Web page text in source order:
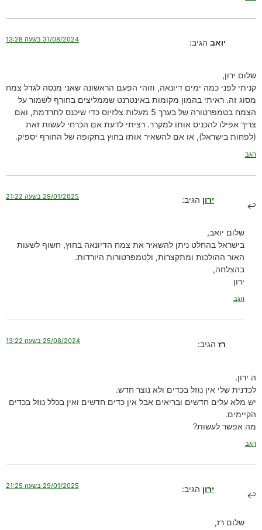
יואב הגיב: 31/08/2024 בשעה 13:28
שלום ירון,
קניתי לפני כמה ימים דיונאה, וזוהי הפעם הראשונה שאני מנסה לגדל צמח
מסוג זה. ראיתי בהמון מקומות באינטרנט שממליצים בחורף לשמור על
הצמח בטמפרטורה של בערך 5 מעלות צלזיוס כדי שיכנס לתרדמת, ואם
צריך אפילו להכניס אותו למקרר. רציתי לדעת אם הכרחי לעשות זאת
(לפחות בישראל), או אם להשאיר אותו בחוץ בתקופה של החורף יספיק.
הגב
ירון הגיב: 29/01/2025 בשעה 21:22
שלום יואב,
בישראל בהחלט ניתן להשאיר את צמח הדיונאה בחוץ, חשוף לשעות
האור ההולכות ומתקצרות, ולטמפרטורות היורדות.
בהצלחה,
ירון
הגב
רז הגיב: 25/08/2024 בשעה 13:22
ה ירון.
לכדנית שלי אין נוזל בכדים ולא נוצר חדש.
יש מלא עלים חדשים ובריאים אבל אין כדים חדשים ואין בכלל נוזל בכדים
הקיימים.
מה אפשר לעשות?
הגב
ירון הגיב: 29/01/2025 בשעה 21:25
שלום רז,